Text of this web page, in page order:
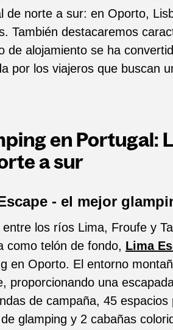
de norte a sur: en Oporto,
También destacaremos
de alojamiento se ha
por los viajeros que buscan
en Portugal:
a sur
- el mejor
entre los ríos Lima, Froufe y
como telón de fondo, Lima
en Oporto. El entorno
proporcionando una
de campaña, 45
glamping y 2 cabañas